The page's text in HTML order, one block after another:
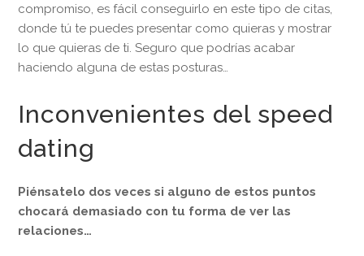
compromiso, es fácil conseguirlo en este tipo de citas,
donde tú te puedes presentar como quieras y mostrar
lo que quieras de ti. Seguro que podrías acabar
haciendo alguna de estas posturas…
Inconvenientes del speed
dating
Piénsatelo dos veces si alguno de estos puntos
chocará demasiado con tu forma de ver las
relaciones…